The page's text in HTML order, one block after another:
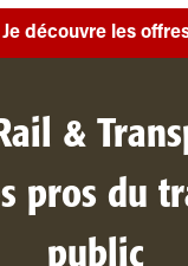
Je découvre les
&
pros du
public